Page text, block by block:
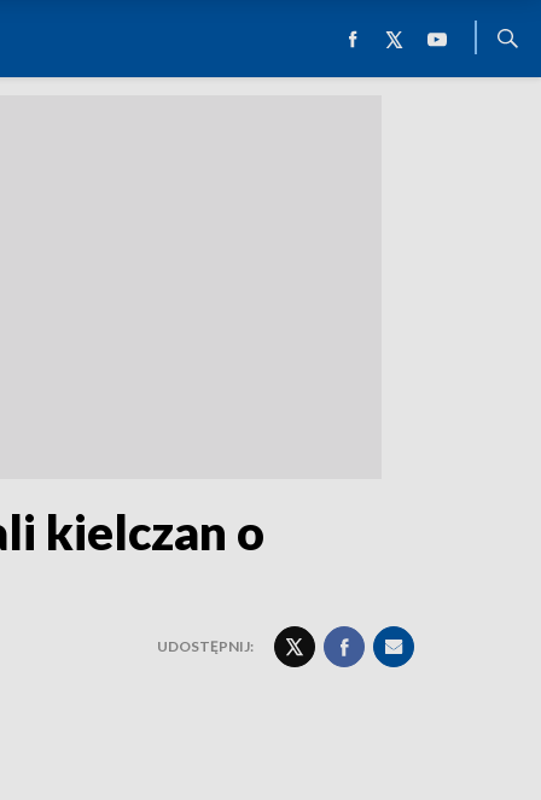
kielczan o
UDOSTĘPNIJ: